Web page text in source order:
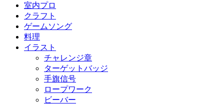
室内プロ
クラフト
ゲームソング
料理
イラスト
チャレンジ章
ターゲットバッジ
手旗信号
ロープワーク
ビーバー